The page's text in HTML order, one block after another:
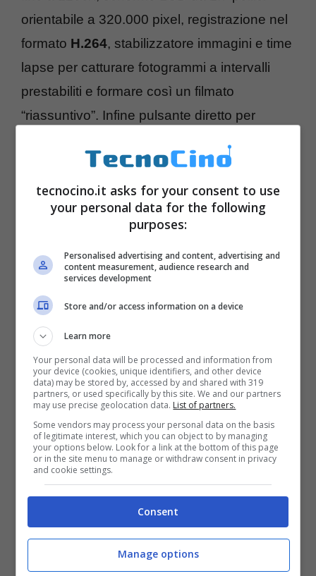
orientabile a 320.000 pixel, registrazione nel
formato H.264, stabilizzatore immagini e time
lapse per catturare fotogrammi a intervalli
prestabiliti e formare così un filmato
“riassuntivo”. Infine pulsante diretto per
199.99 dollari
tecnocino.it asks for your consent to use
your personal data for the following
purposes:
Personalised advertising and content, advertising and
content measurement, audience research and
services development
Store and/or access information on a device
Learn more
Your personal data will be processed and information from
your device (cookies, unique identifiers, and other device
data) may be stored by, accessed by and shared with 319
partners, or used specifically by this site. We and our partners
may use precise geolocation data. List of partners.
Some vendors may process your personal data on the basis
of legitimate interest, which you can object to by managing
your options below. Look for a link at the bottom of this page
or in the site menu to manage or withdraw consent in privacy
and cookie settings.
Consent
Manage options